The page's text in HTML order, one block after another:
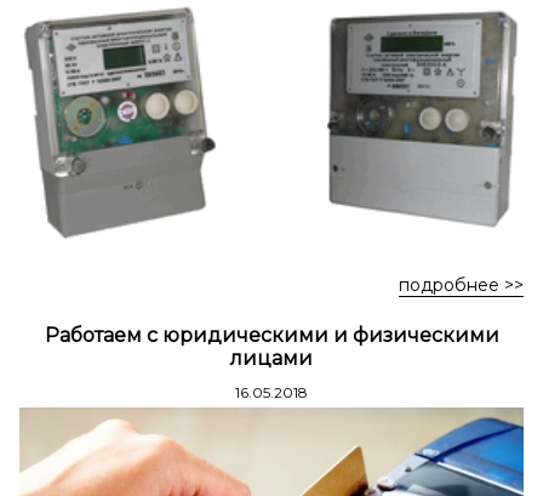
Стремянки стальные
Стремянки двухсторонние стальные
подробнее >>
Работаем с юридическими и физическими
лицами
16.05.2018